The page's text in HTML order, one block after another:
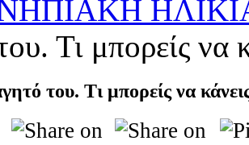
Τι μπορείς να
του. Τι μπορείς να